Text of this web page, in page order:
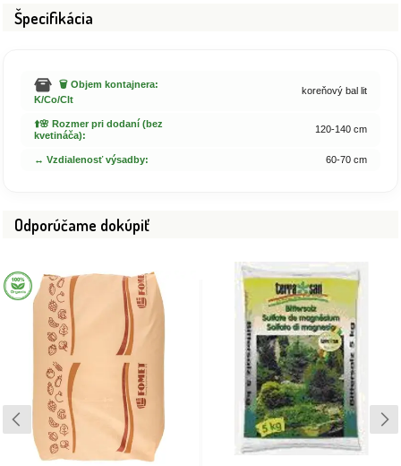
Špecifikácia
🗑️ Objem kontajnera:
K/Co/Clt
koreňový bal lit
⬆️🌸 Rozmer pri dodaní (bez
kvetináča):
120-140 cm
↔️ Vzdialenosť výsadby: 60-70 cm
Odporúčame dokúpiť